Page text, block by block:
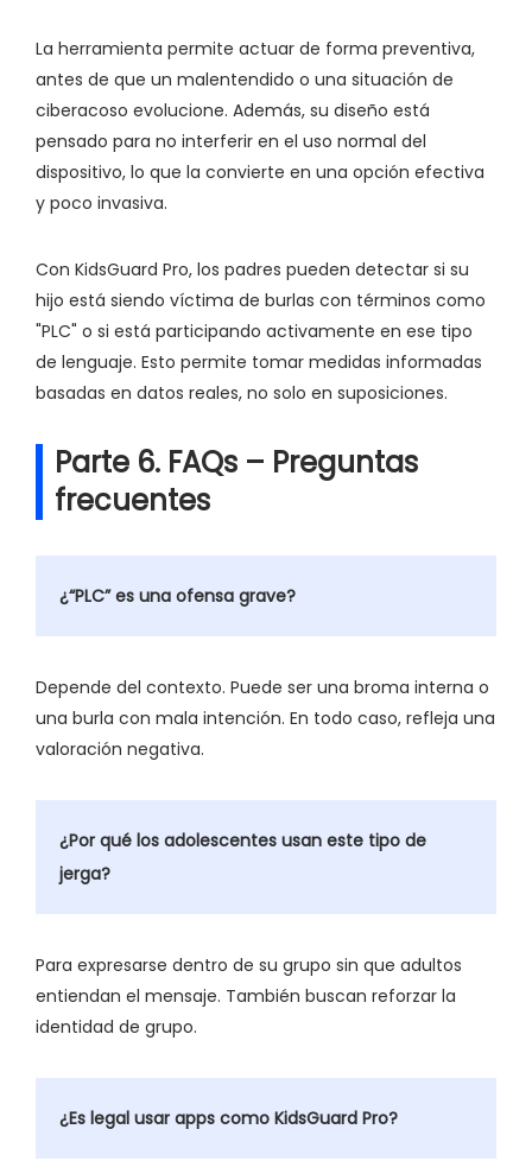
La herramienta permite actuar de forma preventiva,
antes de que un malentendido o una situación de
ciberacoso evolucione. Además, su diseño está
pensado para no interferir en el uso normal del
dispositivo, lo que la convierte en una opción efectiva
y poco invasiva.
Con KidsGuard Pro, los padres pueden detectar si su
hijo está siendo víctima de burlas con términos como
"PLC" o si está participando activamente en ese tipo
de lenguaje. Esto permite tomar medidas informadas
basadas en datos reales, no solo en suposiciones.
Parte 6. FAQs – Preguntas
frecuentes
¿“PLC” es una ofensa grave?
Depende del contexto. Puede ser una broma interna o
una burla con mala intención. En todo caso, refleja una
valoración negativa.
¿Por qué los adolescentes usan este tipo de
jerga?
Para expresarse dentro de su grupo sin que adultos
entiendan el mensaje. También buscan reforzar la
identidad de grupo.
¿Es legal usar apps como KidsGuard Pro?